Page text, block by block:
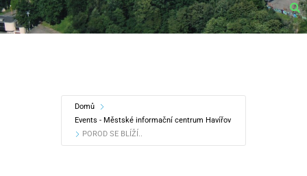
Domů
Events - Městské informační centrum Havířov
POROD SE BLÍŽÍ..